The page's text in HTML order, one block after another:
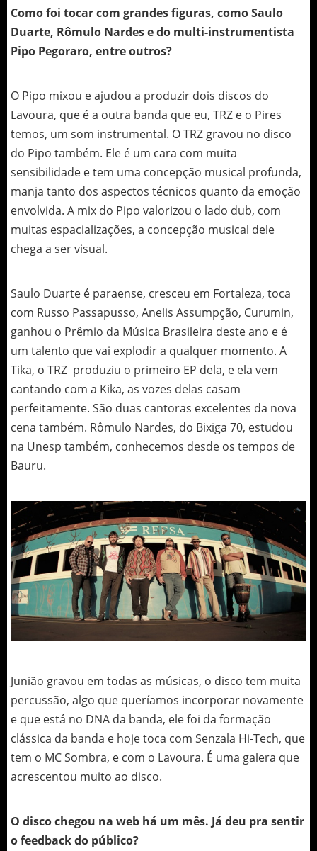
Como foi tocar com grandes figuras, como Saulo
Duarte, Rômulo Nardes e do multi-instrumentista
Pipo Pegoraro, entre outros?
O Pipo mixou e ajudou a produzir dois discos do
Lavoura, que é a outra banda que eu, TRZ e o Pires
temos, um som instrumental. O TRZ gravou no disco
do Pipo também. Ele é um cara com muita
sensibilidade e tem uma concepção musical profunda,
manja tanto dos aspectos técnicos quanto da emoção
envolvida. A mix do Pipo valorizou o lado dub, com
muitas espacializações, a concepção musical dele
chega a ser visual.
Saulo Duarte é paraense, cresceu em Fortaleza, toca
com Russo Passapusso, Anelis Assumpção, Curumin,
ganhou o Prêmio da Música Brasileira deste ano e é
um talento que vai explodir a qualquer momento. A
Tika, o TRZ produziu o primeiro EP dela, e ela vem
cantando com a Kika, as vozes delas casam
perfeitamente. São duas cantoras excelentes da nova
cena também. Rômulo Nardes, do Bixiga 70, estudou
na Unesp também, conhecemos desde os tempos de
Bauru.
Junião gravou em todas as músicas, o disco tem muita
percussão, algo que queríamos incorporar novamente
e que está no DNA da banda, ele foi da formação
clássica da banda e hoje toca com Senzala Hi-Tech, que
tem o MC Sombra, e com o Lavoura. É uma galera que
acrescentou muito ao disco.
O disco chegou na web há um mês. Já deu pra sentir
o feedback do público?